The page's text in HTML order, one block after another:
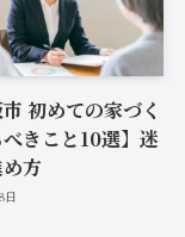
市 初めての家づく
べきこと10選】迷
方
日